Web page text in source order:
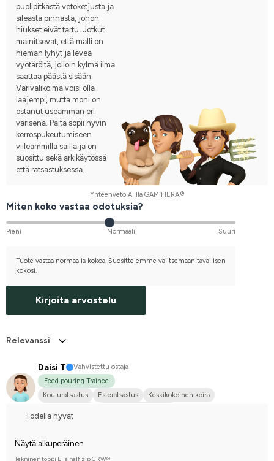
puolipitkästä vetoketjusta ja
sileästä pinnasta, johon
hiukset eivät tartu. Jotkut
mainitsevat, että malli on
hieman lyhyt ja leveä
vyötäröltä, jolloin kylmä ilma
saattaa päästä sisään.
Värivalikoima voisi olla
laajempi, mutta moni on
ostanut useamman eri
värisenä. Paita sopii hyvin
kerrospukeutumiseen
viileämmillä säillä ja on
suosittu sekä arkikäytössä
että ratsastuksessa.
Yhteenveto AI:lla GAMIFIERA.®
Miten koko vastaa odotuksia?
Pieni Normaali Suuri
Tuote vastaa normaalia kokoa. Suosittelemme valitsemaan tavallisen
kokosi.
Kirjoita arvostelu
Relevanssi
Daisi T
Vahvistettu ostaja
Feed pouring Trainee
Kouluratsastus
Esteratsastus
Keskikokoinen koira
Todella hyvät
Näytä alkuperäinen
Tekninen toppi Ella half zip CRW®